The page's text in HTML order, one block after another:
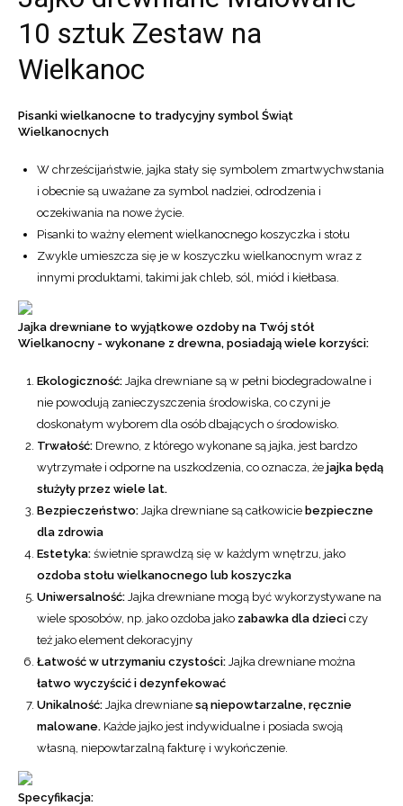
10 sztuk Zestaw na
Wielkanoc
Pisanki wielkanocne to tradycyjny symbol Świąt
Wielkanocnych
W chrześcijaństwie, jajka stały się symbolem zmartwychwstania
i obecnie są uważane za symbol nadziei, odrodzenia i
oczekiwania na nowe życie.
Pisanki to ważny element wielkanocnego koszyczka i stołu
Zwykle umieszcza się je w koszyczku wielkanocnym wraz z
innymi produktami, takimi jak chleb, sól, miód i kiełbasa.
Jajka drewniane to wyjątkowe ozdoby na Twój stół
Wielkanocny - wykonane z drewna, posiadają wiele korzyści:
Ekologiczność: Jajka drewniane są w pełni biodegradowalne i
nie powodują zanieczyszczenia środowiska, co czyni je
doskonałym wyborem dla osób dbających o środowisko.
Trwałość: Drewno, z którego wykonane są jajka, jest bardzo
wytrzymałe i odporne na uszkodzenia, co oznacza, że jajka będą
służyły przez wiele lat.
Bezpieczeństwo: Jajka drewniane są całkowicie bezpieczne
dla zdrowia
Estetyka: świetnie sprawdzą się w każdym wnętrzu, jako
ozdoba stołu wielkanocnego lub koszyczka
Uniwersalność: Jajka drewniane mogą być wykorzystywane na
wiele sposobów, np. jako ozdoba jako zabawka dla dzieci czy
też jako element dekoracyjny
Łatwość w utrzymaniu czystości: Jajka drewniane można
łatwo wyczyścić i dezynfekować
Unikalność: Jajka drewniane są niepowtarzalne, ręcznie
malowane. Każde jajko jest indywidualne i posiada swoją
własną, niepowtarzalną fakturę i wykończenie.
Specyfikacja: